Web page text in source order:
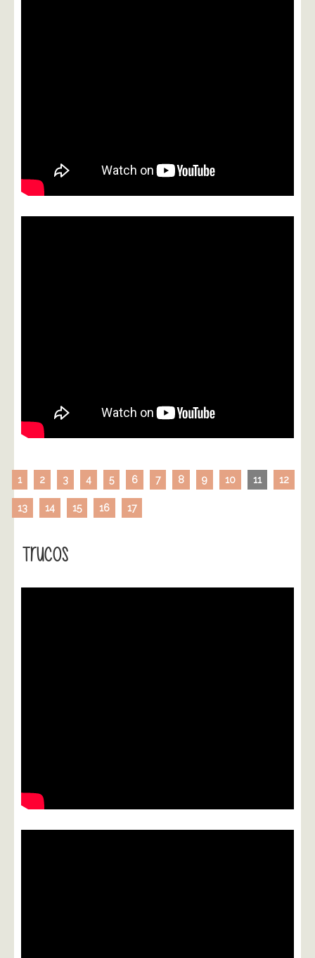
1 2 3 4 5 6 7 8 9 10 11 12
13 14 15 16 17
Trucos